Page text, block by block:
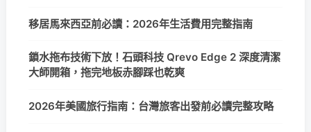
移居馬來西亞前必讀：2026年生活費用完整指南
鎖水拖布技術下放！石頭科技 Qrevo Edge 2 深度清潔
大師開箱，拖完地板赤腳踩也乾爽
2026年美國旅行指南：台灣旅客出發前必讀完整攻略